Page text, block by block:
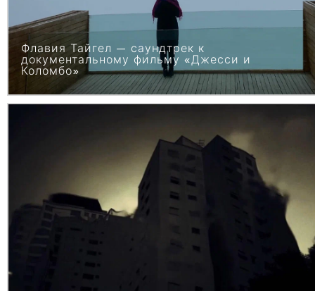
Флавия Тайгел — саундтрек к
документальному фильму «Джесси и
Коломбо»